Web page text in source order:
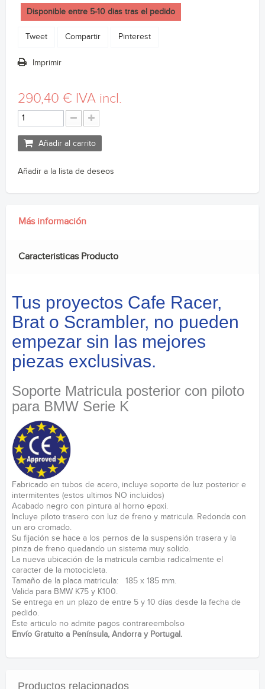
Disponible entre 5-10 dias tras el pedido
Tweet Compartir Pinterest
Imprimir
290,40 € IVA incl.
Añadir al carrito
Añadir a la lista de deseos
Más información
Caracteristicas Producto
Tus proyectos Cafe Racer,
Brat o Scrambler, no pueden
empezar sin las mejores
piezas exclusivas.
Soporte Matricula posterior con piloto
para BMW Serie K
Fabricado en tubos de acero, incluye soporte de luz posterior e
intermitentes (estos ultimos NO incluidos)
Acabado negro con pintura al horno epoxi.
Incluye piloto trasero con luz de freno y matricula. Redonda con
un aro cromado.
Su fijación se hace a los pernos de la suspensión trasera y la
pinza de freno quedando un sistema muy solido.
La nueva ubicación de la matricula cambia radicalmente el
caracter de la motocicleta.
Tamaño de la placa matricula: 185 x 185 mm.
Valida para BMW K75 y K100.
Se entrega en un plazo de entre 5 y 10 días desde la fecha de
pedido.
Este articulo no admite pagos contrareembolso
Envío Gratuito a Península, Andorra y Portugal.
Productos relacionados